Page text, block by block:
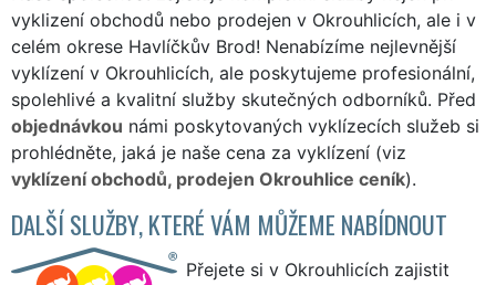
vyklizení obchodů nebo prodejen v Okrouhlicích, ale i v
celém okrese Havlíčkův Brod! Nenabízíme nejlevnější
vyklízení v Okrouhlicích, ale poskytujeme profesionální,
spolehlivé a kvalitní služby skutečných odborníků. Před
objednávkou námi poskytovaných vyklízecích služeb si
prohlédněte, jaká je naše cena za vyklízení (viz
vyklízení obchodů, prodejen Okrouhlice ceník).
DALŠÍ SLUŽBY, KTERÉ VÁM MŮŽEME NABÍDNOUT
Přejete si v Okrouhlicích zajistit